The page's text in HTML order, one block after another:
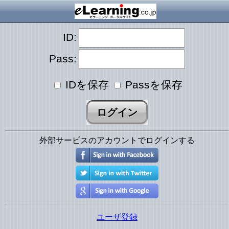
ID:
Pass:
IDを保存 Passを保存
外部サービスのアカウントでログインする
ユーザ登録